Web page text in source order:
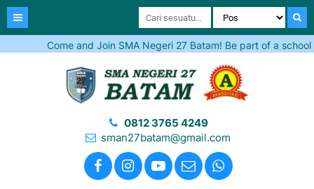
Come and Join SMA Negeri 27 Batam! Be part of a
0812 3765 4249
sman27batam@gmail.com